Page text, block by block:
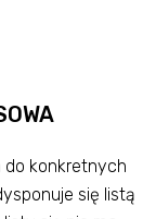
do konkretnych
się listą